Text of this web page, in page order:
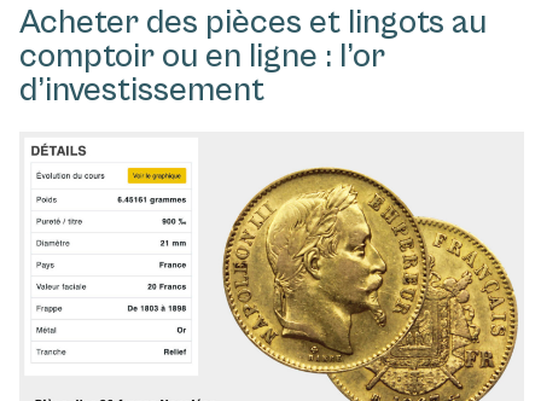
Acheter des pièces et lingots au
comptoir ou en ligne : l’or
d’investissement